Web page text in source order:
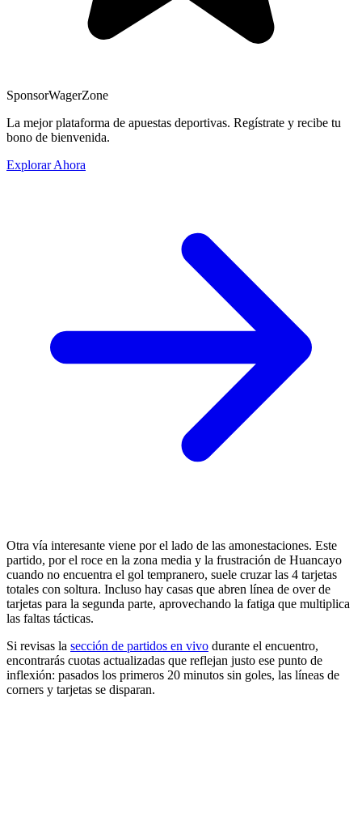
SponsorWagerZone
La mejor plataforma de apuestas deportivas. Regístrate y recibe tu
bono de bienvenida.
Explorar Ahora
Otra vía interesante viene por el lado de las amonestaciones. Este
partido, por el roce en la zona media y la frustración de Huancayo
cuando no encuentra el gol tempranero, suele cruzar las 4 tarjetas
totales con soltura. Incluso hay casas que abren línea de over de
tarjetas para la segunda parte, aprovechando la fatiga que multiplica
las faltas tácticas.
Si revisas la sección de partidos en vivo durante el encuentro,
encontrarás cuotas actualizadas que reflejan justo ese punto de
inflexión: pasados los primeros 20 minutos sin goles, las líneas de
corners y tarjetas se disparan.